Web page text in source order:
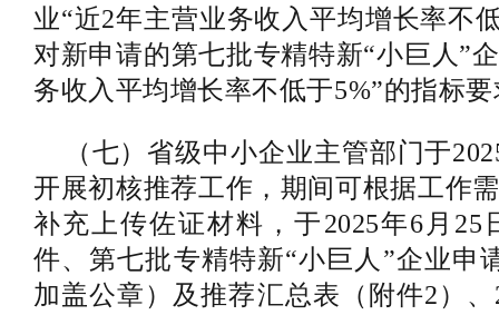
业“近2年主营业务收入平均增长率不
对新申请的第七批专精特新“小巨人”
务收入平均增长率不低于5%”的指标
（七）省级中小企业主管部门于
开展初核推荐工作，期间可根据工作
补充上传佐证材料，于2025年6月
件、第七批专精特新“小巨人”企业申
加盖公章）及推荐汇总表（附件2）